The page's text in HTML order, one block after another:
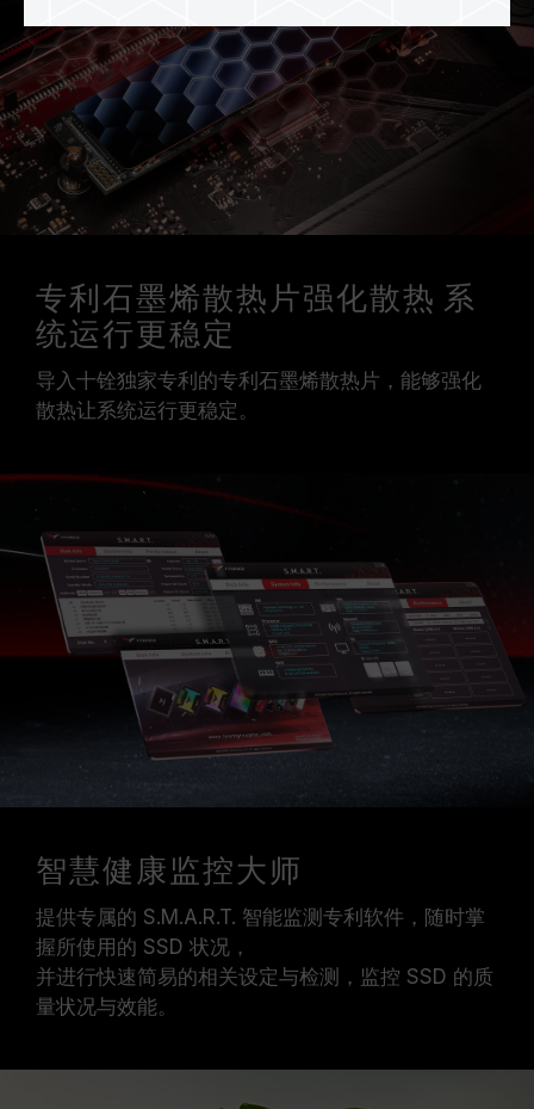
专利石墨烯散热片强化散热 系
统运行更稳定
导入十铨独家专利的专利石墨烯散热片，能够强化
散热让系统运行更稳定。
智慧健康监控大师
提供专属的 S.M.A.R.T. 智能监测专利软件，随时掌
握所使用的 SSD 状况，
并进行快速简易的相关设定与检测，监控 SSD 的质
量状况与效能。